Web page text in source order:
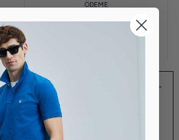
ÖDEME
doğal bir dokunuş katın. Kuş ve çiçek baskısı
çıkarırken, %95 pamuk ve %5 elastan içeriği
yapısı sayesinde hareketleriniz kısıtlanmaz; her